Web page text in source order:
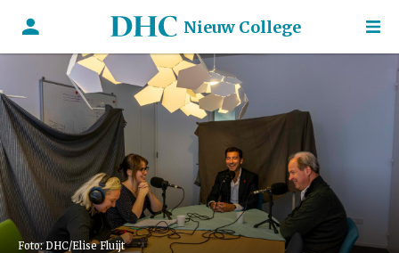
Nieuw College
Foto: DHC/Elise Fluijt